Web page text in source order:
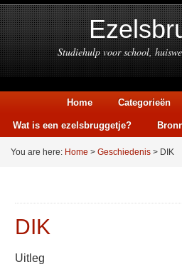
Studiehulp voor school,
Home Categorieën
Wat is een ezelsbruggetje?
You are here: Home > Geschiedenis > DIK
DIK
Uitleg